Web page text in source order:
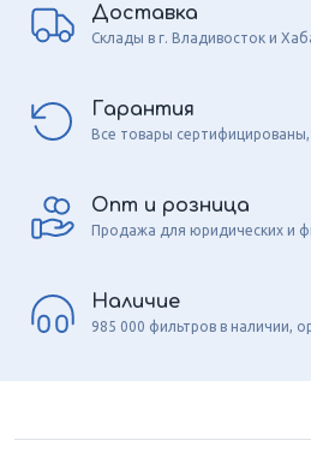
Доставка
Склады в г. Владивосток и
Гарантия
Все товары
Опт и розница
Продажа для юридических и
Наличие
985 000 фильтров в наличии,